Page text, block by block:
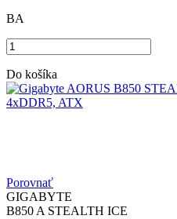
BA
Do košíka
Porovnať
GIGABYTE
B850 A STEALTH ICE